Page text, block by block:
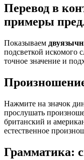
Перевод в
примеры
Показываем
подсветкой искомого
точное значение и
Нажмите на значок
прослушать
британский и
естественное
Грамматика: